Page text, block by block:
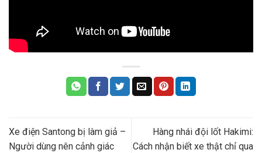
Xe điện Santong bị làm giả –
Người dùng nên cảnh giác
Hàng nhái đội lốt Hakimi:
Cách nhận biết xe thật chỉ qua